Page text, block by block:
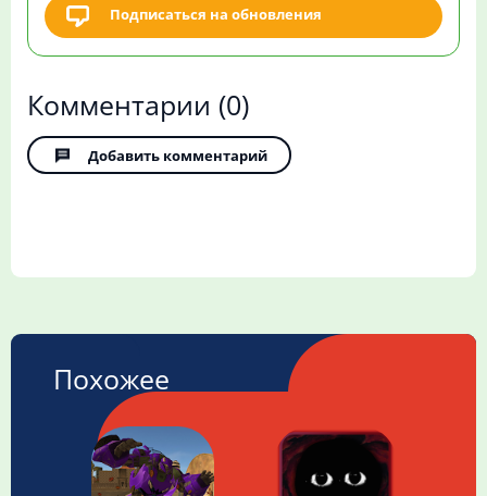
Подписаться на обновления
Комментарии (0)
Добавить комментарий
Похожее